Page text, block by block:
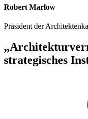
Robert Marlow
Präsident der
strategisches